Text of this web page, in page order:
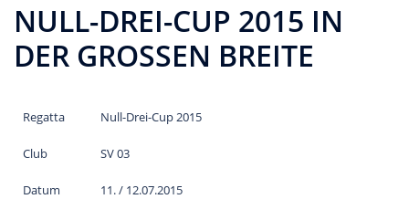
NULL-DREI-CUP 2015 IN
DER GROSSEN BREITE
Regatta Null-Drei-Cup 2015
Club SV 03
Datum 11. / 12.07.2015